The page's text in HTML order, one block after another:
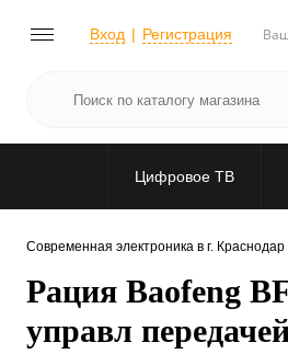
Вход Регистрация
Цифровое ТВ
Современная электроника в г. Краснодар
Рация Baofeng
управл